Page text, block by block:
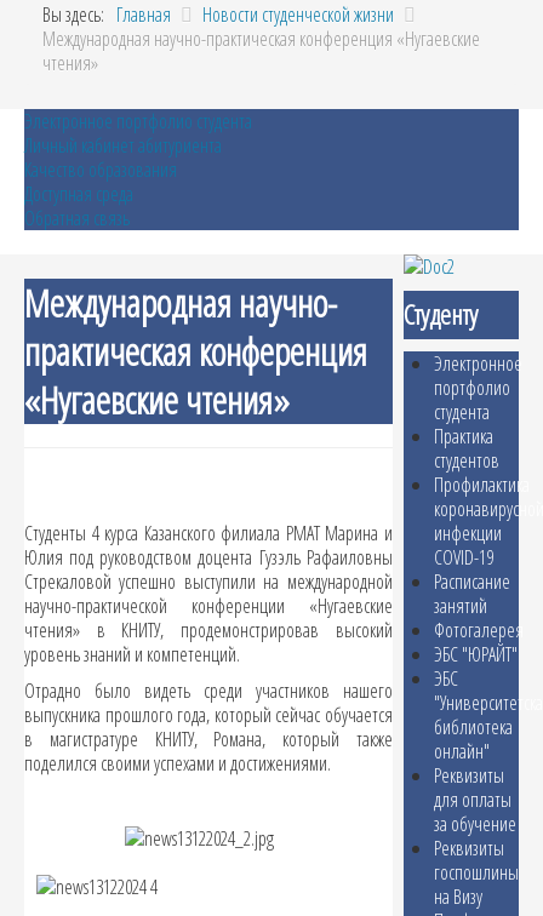
Вы здесь: Главная
Новости студенческой жизни
Международная научно-практическая конференция «Нугаевские
чтения»
Электронное портфолио студента
Личный кабинет абитуриента
Качество образования
Доступная среда
Обратная связь
Международная научно-
практическая конференция
«Нугаевские чтения»
Студенты 4 курса Казанского филиала РМАТ Марина и
Юлия под руководством доцента Гузэль Рафаиловны
Стрекаловой успешно выступили на международной
научно-практической конференции «Нугаевские
чтения» в КНИТУ, продемонстрировав высокий
уровень знаний и компетенций.
Отрадно было видеть среди участников нашего
выпускника прошлого года, который сейчас обучается
в магистратуре КНИТУ, Романа, который также
поделился своими успехами и достижениями.
Студенту
Электронное
портфолио
студента
Практика
студентов
Профилактика
коронавирусной
инфекции
COVID-19
Расписание
занятий
Фотогалерея
ЭБС "ЮРАЙТ"
ЭБС
библиотека
онлайн"
Реквизиты
для оплаты
за обучение
Реквизиты
госпошлины
на Визу